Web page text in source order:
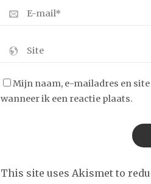
Mijn naam, e-mailadres en site
wanneer ik een reactie plaats.
This site uses Akismet to